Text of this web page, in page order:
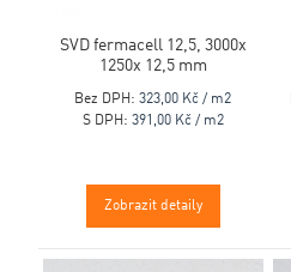
SVD fermacell 12,5, 3000x
1250x 12,5 mm
Bez DPH: 323,00 Kč / m2
S DPH: 391,00 Kč / m2
Zobrazit detaily